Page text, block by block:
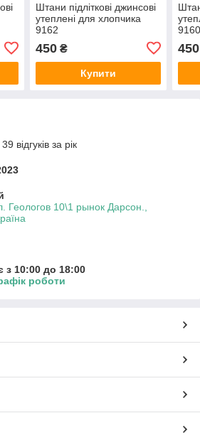
Штани підліткові джинсові
утеплені для хлопчика
9162
450₴
Купити
450
відгуків за рік
Геологов 10\1 рынок Дарсон.,
з 10:00 до 18:00
роботи